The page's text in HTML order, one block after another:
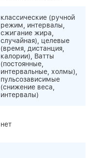
классические (ручной
режим, интервалы,
сжигание жира,
случайная), целевые
(время, дистанция,
калории), Ватты
(постоянные,
интервальные, холмы),
пульсозависимые
(снижение веса,
интервалы)
нет